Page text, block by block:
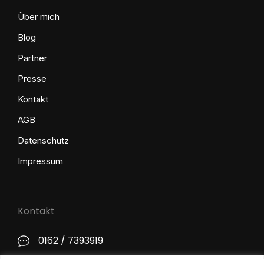
Über mich
Blog
Partner
Presse
Kontakt
AGB
Datenschutz
Impressum
Kontakt
0162 / 7393919